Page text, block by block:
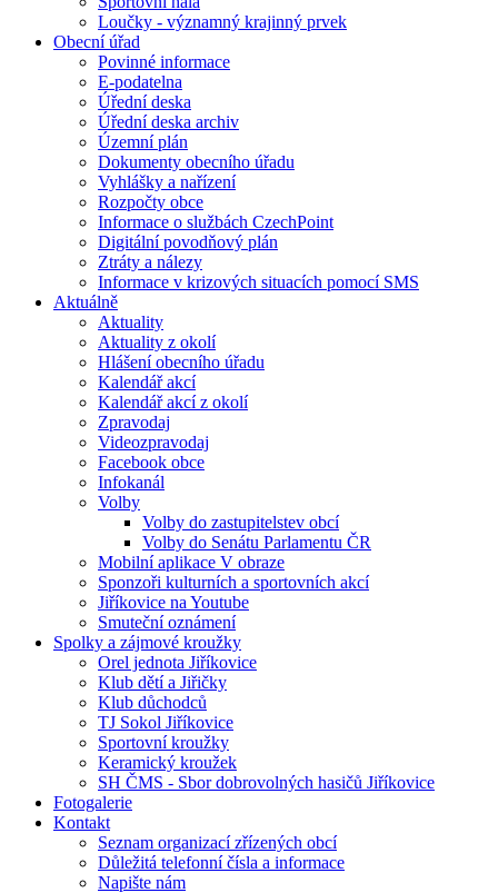
Loučky - významný krajinný prvek
Obecní úřad
Povinné informace
E-podatelna
Úřední deska
Úřední deska archiv
Územní plán
Dokumenty obecního úřadu
Vyhlášky a nařízení
Rozpočty obce
Informace o službách CzechPoint
Digitální povodňový plán
Ztráty a nálezy
Informace v krizových situacích pomocí SMS
Aktuálně
Aktuality
Aktuality z okolí
Hlášení obecního úřadu
Kalendář akcí
Kalendář akcí z okolí
Zpravodaj
Videozpravodaj
Facebook obce
Infokanál
Volby
Volby do zastupitelstev obcí
Volby do Senátu Parlamentu ČR
Mobilní aplikace V obraze
Sponzoři kulturních a sportovních akcí
Jiříkovice na Youtube
Smuteční oznámení
Spolky a zájmové kroužky
Orel jednota Jiříkovice
Klub dětí a Jiřičky
Klub důchodců
TJ Sokol Jiříkovice
Sportovní kroužky
Keramický kroužek
SH ČMS - Sbor dobrovolných hasičů Jiříkovice
Fotogalerie
Kontakt
Seznam organizací zřízených obcí
Důležitá telefonní čísla a informace
Napište nám